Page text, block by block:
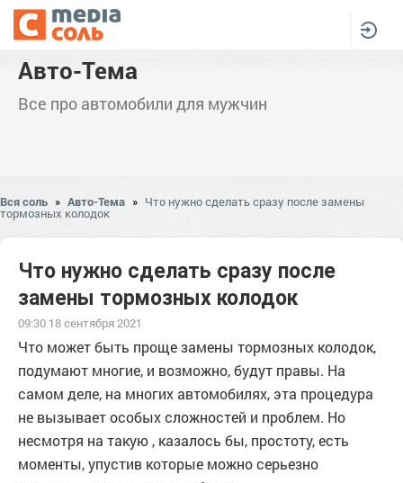
Авто-Тема
Все про автомобили для мужчин
Вся соль » Авто-Тема » Что нужно сделать сразу после замены
тормозных колодок
Что нужно сделать сразу после
замены тормозных колодок
09:30 18 сентября 2021
Что может быть проще замены тормозных колодок,
подумают многие, и возможно, будут правы. На
самом деле, на многих автомобилях, эта процедура
не вызывает особых сложностей и проблем. Но
несмотря на такую , казалось бы, простоту, есть
моменты, упустив которые можно серьезно